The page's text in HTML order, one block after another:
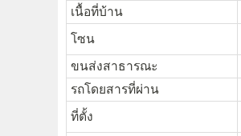
เนื้อที่บ้าน
โซน
ขนส่งสาธารณะ
รถโดยสารที่ผ่าน
ที่ตั้ง